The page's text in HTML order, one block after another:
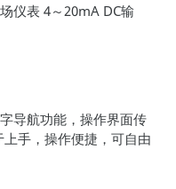
仪表 4～20mA DC输
导航功能，操作界面传
手，操作便捷，可自由